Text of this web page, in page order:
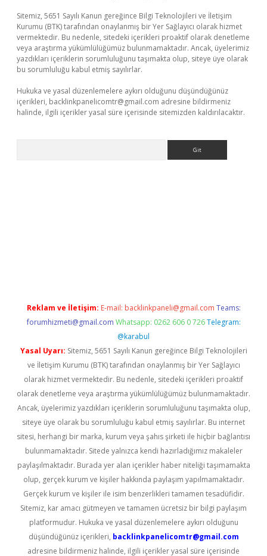
Sitemiz, 5651 Sayılı Kanun gereğince Bilgi Teknolojileri ve İletişim
Kurumu (BTK) tarafından onaylanmış bir Yer Sağlayıcı olarak hizmet
vermektedir. Bu nedenle, sitedeki içerikleri proaktif olarak denetleme
veya araştırma yükümlülüğümüz bulunmamaktadır. Ancak, üyelerimiz
yazdıkları içeriklerin sorumluluğunu taşımakta olup, siteye üye olarak
bu sorumluluğu kabul etmiş sayılırlar.
Hukuka ve yasal düzenlemelere aykırı olduğunu düşündüğünüz
içerikleri, backlinkpanelicomtr@gmail.com adresine bildirmeniz
halinde, ilgili içerikler yasal süre içerisinde sitemizden kaldırılacaktır.
Reklam ve İletişim: E-mail: backlinkpaneli@gmail.com Teams:
forumhizmeti@gmail.com Whatsapp: 0262 606 0 726 Telegram:
@karabul
Yasal Uyarı: Sitemiz, 5651 Sayılı Kanun gereğince Bilgi Teknolojileri
ve İletişim Kurumu (BTK) tarafından onaylanmış bir Yer Sağlayıcı
olarak hizmet vermektedir. Bu nedenle, sitedeki içerikleri proaktif
olarak denetleme veya araştırma yükümlülüğümüz bulunmamaktadır.
Ancak, üyelerimiz yazdıkları içeriklerin sorumluluğunu taşımakta olup,
siteye üye olarak bu sorumluluğu kabul etmiş sayılırlar. Bu internet
sitesi, herhangi bir marka, kurum veya şahıs şirketi ile hiçbir bağlantısı
bulunmamaktadır. Sitede yalnızca kendi hazırladığımız makaleler
paylaşılmaktadır. Burada yer alan içerikler haber niteliği taşımamakta
olup, gerçek kurum ve kişiler hakkında paylaşım yapılmamaktadır.
Gerçek kurum ve kişiler ile isim benzerlikleri tamamen tesadüfidir.
Sitemiz, kar amacı gütmeyen ve tamamen ücretsiz bir bilgi paylaşım
platformudur. Hukuka ve yasal düzenlemelere aykırı olduğunu
düşündüğünüz içerikleri, backlinkpanelicomtr@gmail.com
adresine bildirmeniz halinde, ilgili içerikler yasal süre içerisinde